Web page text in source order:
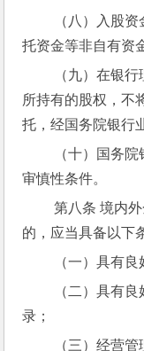
托资金等非自有资
所持有的股权，不
托，经国务院银行
审慎性条件。
第八条 境内外金融机构作为银行理财子公司股东
的，应当具备以下
（一）具有
录；